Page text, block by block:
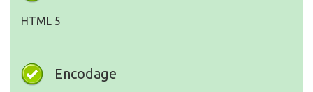
HTML 5
Encodage